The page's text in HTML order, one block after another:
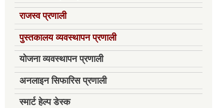
राजस्व प्रणाली
पुस्तकालय व्यवस्थापन प्रणाली
योजना व्यवस्थापन प्रणाली
अनलाइन सिफारिस प्रणाली
स्मार्ट हेल्प डेस्क